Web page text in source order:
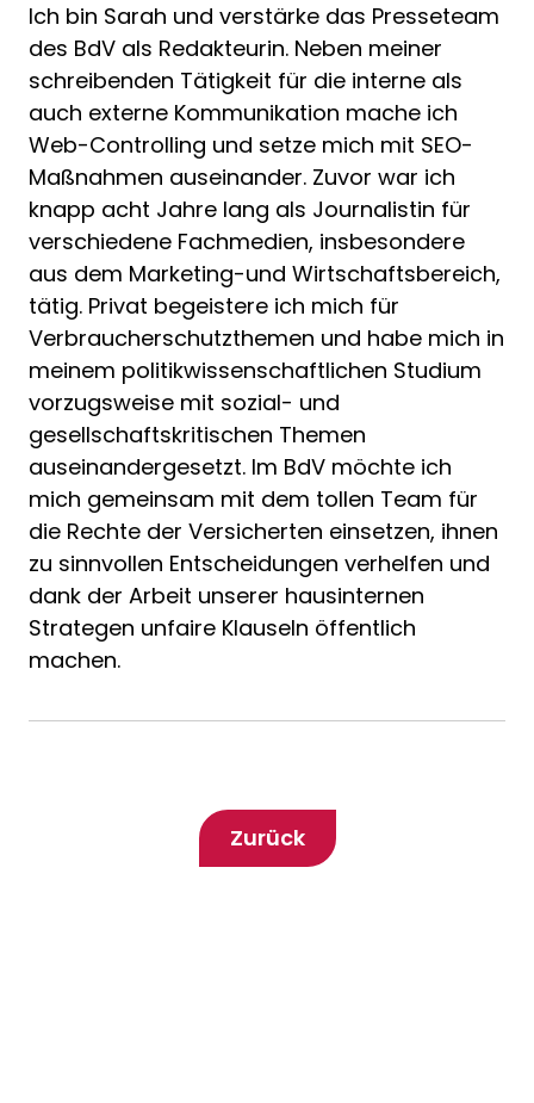
Ich bin Sarah und verstärke das Presseteam
des BdV als Redakteurin. Neben meiner
schreibenden Tätigkeit für die interne als
auch externe Kommunikation mache ich
Web-Controlling und setze mich mit SEO-
Maßnahmen auseinander. Zuvor war ich
knapp acht Jahre lang als Journalistin für
verschiedene Fachmedien, insbesondere
aus dem Marketing-und Wirtschaftsbereich,
tätig. Privat begeistere ich mich für
Verbraucherschutzthemen und habe mich in
meinem politikwissenschaftlichen Studium
vorzugsweise mit sozial- und
gesellschaftskritischen Themen
auseinandergesetzt. Im BdV möchte ich
mich gemeinsam mit dem tollen Team für
die Rechte der Versicherten einsetzen, ihnen
zu sinnvollen Entscheidungen verhelfen und
dank der Arbeit unserer hausinternen
Strategen unfaire Klauseln öffentlich
machen.
Zurück